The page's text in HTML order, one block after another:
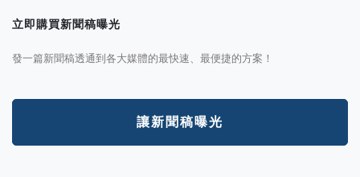
立即購買新聞稿曝光
發一篇新聞稿透通到各大媒體的最快速、最便捷的方案！
讓新聞稿曝光